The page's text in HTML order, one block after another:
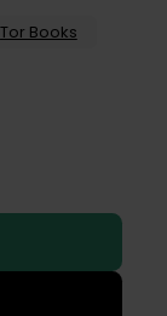
Tor Books